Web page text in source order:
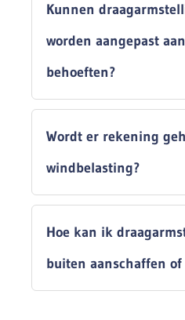
Kunnen
worden aangepast
behoeften?
Wordt er rekening
windbelasting?
Hoe kan ik
buiten aanschaffen